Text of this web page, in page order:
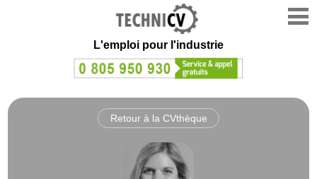
L'emploi pour l'industrie
Retour à la CVthèque